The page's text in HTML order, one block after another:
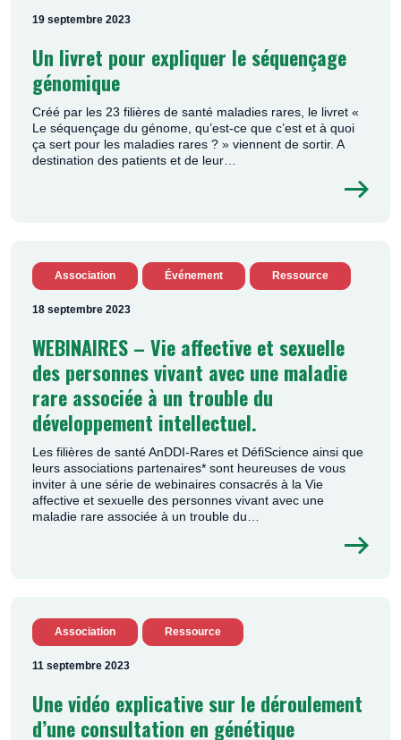
19 septembre 2023
Un livret pour expliquer le séquençage
génomique
Créé par les 23 filières de santé maladies rares, le livret «
Le séquençage du génome, qu’est-ce que c’est et à quoi
ça sert pour les maladies rares ? » viennent de sortir. A
destination des patients et de leur…
Association Événement Ressource
18 septembre 2023
WEBINAIRES – Vie affective et sexuelle
des personnes vivant avec une maladie
rare associée à un trouble du
développement intellectuel.
Les filières de santé AnDDI-Rares et DéfiScience ainsi que
leurs associations partenaires* sont heureuses de vous
inviter à une série de webinaires consacrés à la Vie
affective et sexuelle des personnes vivant avec une
maladie rare associée à un trouble du…
Association Ressource
11 septembre 2023
Une vidéo explicative sur le déroulement
d’une consultation en génétique